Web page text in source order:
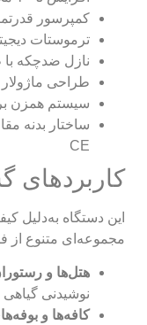
کمپرسور
ترموستات
نازل ضدچکه
طراحی
سیستم همزن
ساختار بدنه
CE
کاربردهای
این دستگاه به‌دلیل
مجموعه‌ای متنوع از
هتل‌ها و
نوشیدنی گیاهی
کافه‌ها و